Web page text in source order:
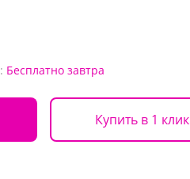
Бесплатно завтра
Купить в 1 клик